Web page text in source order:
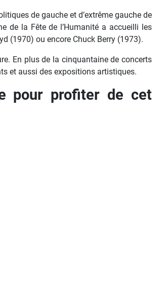
de gauche et d’extrême gauche de
de la Fête de l’Humanité a accueilli les
(1970) ou encore Chuck Berry (1973).
En plus de la cinquantaine de concerts
et aussi des expositions artistiques.
pour profiter de cet